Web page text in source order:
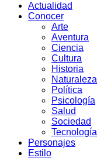
Actualidad
Conocer
Arte
Aventura
Ciencia
Cultura
Historia
Naturaleza
Política
Psicología
Salud
Sociedad
Tecnología
Personajes
Estilo